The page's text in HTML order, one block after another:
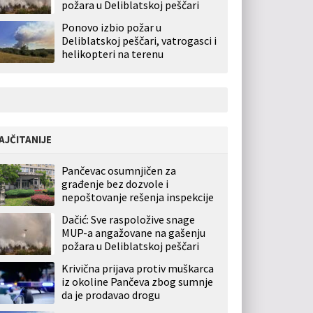
požara u Deliblatskoj peščari
Ponovo izbio požar u
Deliblatskoj peščari, vatrogasci i
helikopteri na terenu
Pančevac osumnjičen za
građenje bez dozvole i
nepoštovanje rešenja inspekcije
Dačić: Sve raspoložive snage
MUP-a angažovane na gašenju
požara u Deliblatskoj peščari
Krivična prijava protiv muškarca
iz okoline Pančeva zbog sumnje
da je prodavao drogu